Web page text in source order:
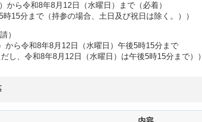
から令和8年8月12日（水曜日）まで（必着）
時15分まで（持参の場合、土日及び祝日は除く。））
）
から令和8年8月12日（水曜日）午後5時15分まで
し、令和8年8月12日（水曜日）は午後5時15分まで））